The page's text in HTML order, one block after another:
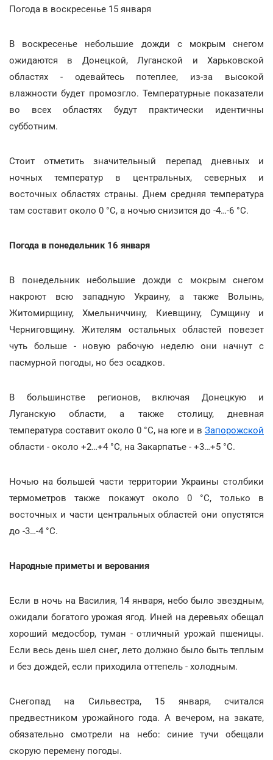
Погода в воскресенье 15 января
В воскресенье небольшие дожди с мокрым снегом
ожидаются в Донецкой, Луганской и Харьковской
областях - одевайтесь потеплее, из-за высокой
влажности будет промозгло. Температурные показатели
во всех областях будут практически идентичны
субботним.
Стоит отметить значительный перепад дневных и
ночных температур в центральных, северных и
восточных областях страны. Днем средняя температура
там составит около 0 °С, а ночью снизится до -4…-6 °С.
Погода в понедельник 16 января
В понедельник небольшие дожди с мокрым снегом
накроют всю западную Украину, а также Волынь,
Житомирщину, Хмельниччину, Киевщину, Сумщину и
Черниговщину. Жителям остальных областей повезет
чуть больше - новую рабочую неделю они начнут с
пасмурной погоды, но без осадков.
В большинстве регионов, включая Донецкую и
Луганскую области, а также столицу, дневная
температура составит около 0 °С, на юге и в Запорожской
области - около +2…+4 °С, на Закарпатье - +3…+5 °С.
Ночью на большей части территории Украины столбики
термометров также покажут около 0 °С, только в
восточных и части центральных областей они опустятся
до -3…-4 °С.
Народные приметы и верования
Если в ночь на Василия, 14 января, небо было звездным,
ожидали богатого урожая ягод. Иней на деревьях обещал
хороший медосбор, туман - отличный урожай пшеницы.
Если весь день шел снег, лето должно было быть теплым
и без дождей, если приходила оттепель - холодным.
Снегопад на Сильвестра, 15 января, считался
предвестником урожайного года. А вечером, на закате,
обязательно смотрели на небо: синие тучи обещали
скорую перемену погоды.